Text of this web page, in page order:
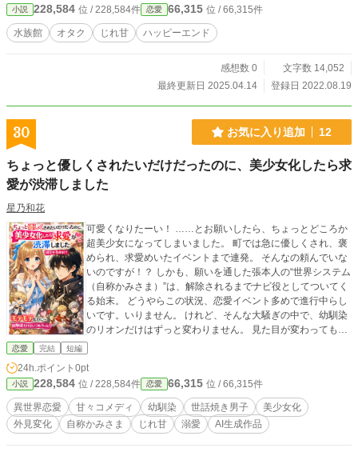
小説 228,584 位 / 228,584件 恋愛 66,315 位 / 66,315件
水族館 オタク じれ甘 ハッピーエンド
感想数 0
文字数 14,052
最終更新日 2025.04.14
登録日 2022.08.19
30 お気に入り追加 12
ちょっと優しくされたいだけだったのに、美少女化したら求
愛が渋滞しました
星乃和花
可愛くなりたーい！ ……とお願いしたら、ちょっとどころか
超美少女になってしまいました。 町では急に優しくされ、褒
められ、求愛めいたイベントまで連発。 そんなの頼んでいな
いのですが！？ しかも、願いを通した張本人の“世界システム
（自称かみさま）”は、解除されるまでナビ役としてついてく
る始末。 どうやらこの状況、恋愛イベント多めで進行中らし
いです。いりません。 けれど、そんな大騒ぎの中で、幼馴染
のリオンだけはずっと変わりません。 見た目が変わっても当
然みたいに私だと気づいて、当然みたいに助けてくれて、当
に、気づけばいちばん心に刺さるのは、幼馴染のぶっきらぼ
うな優しさでした。 （完結済ー本編8話＋後日談）
恋愛 完結 短編
24h.ポイント 0pt
小説 228,584 位 / 228,584件 恋愛 66,315 位 / 66,315件
異世界恋愛 甘々コメディ 幼馴染 世話焼き男子
美少女化
外見変化
自称かみさま じれ甘 溺愛 AI生成作品